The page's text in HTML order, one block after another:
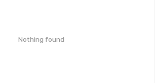
Nothing found